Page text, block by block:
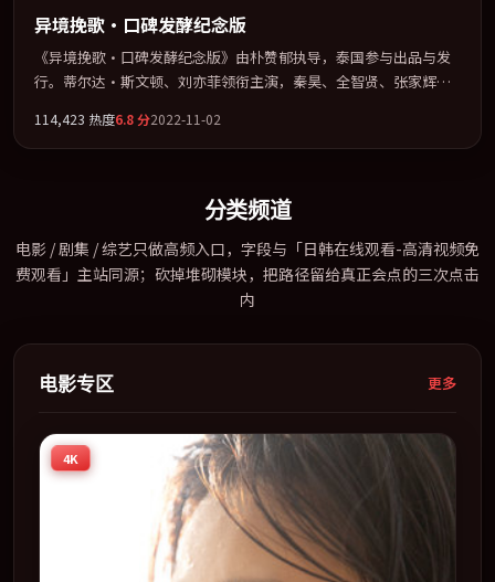
异境挽歌·口碑发酵纪念版
《异境挽歌·口碑发酵纪念版》由朴赞郁执导，泰国参与出品与发
行。蒂尔达·斯文顿、刘亦菲领衔主演，秦昊、全智贤、张家辉联
争」类型为骨架，在叙事、表演与视听上力求统一。定于 2022-01-
23 在内地院线及主流平台同步亮相，2022 年度话题片中口碑稳健，
114,423 热度6.8分2022-11-02
分类频道
电影 / 剧集 / 综艺只做高频入口，字段与「日韩在线观看-高清视频免
费观看」主站同源；砍掉堆砌模块，把路径留给真正会点的三次点击
内
电影专区 更多
4K